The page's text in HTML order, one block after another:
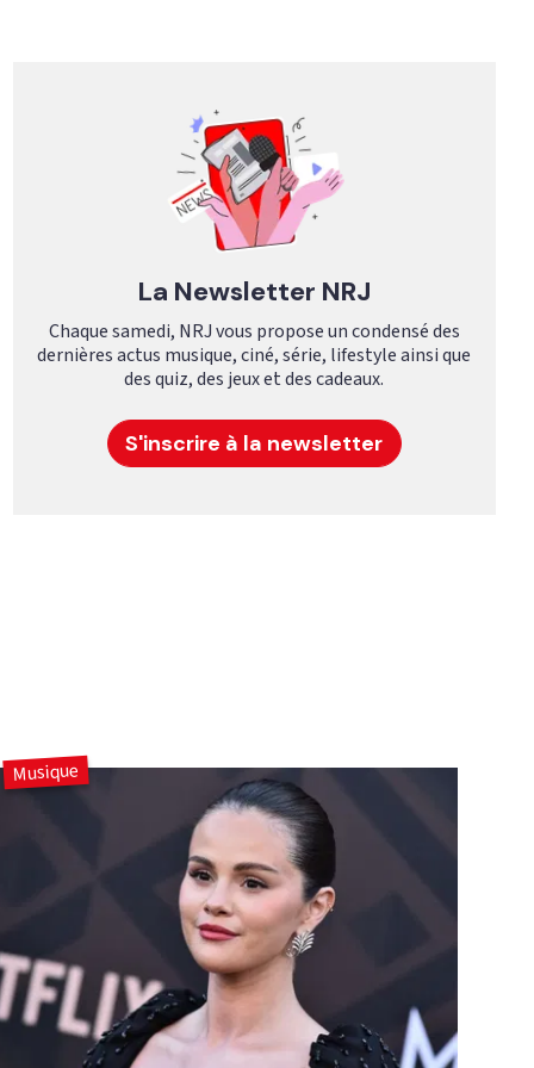
La Newsletter NRJ
Chaque samedi, NRJ vous propose un condensé des
dernières actus musique, ciné, série, lifestyle ainsi que
des quiz, des jeux et des cadeaux.
S'inscrire à la newsletter
Musique